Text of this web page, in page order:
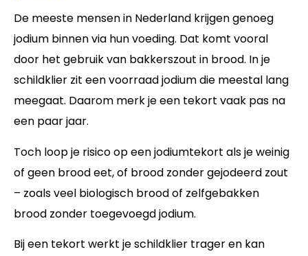
De meeste mensen in Nederland krijgen genoeg
jodium binnen via hun voeding. Dat komt vooral
door het gebruik van bakkerszout in brood. In je
schildklier zit een voorraad jodium die meestal lang
meegaat. Daarom merk je een tekort vaak pas na
een paar jaar.
Toch loop je risico op een jodiumtekort als je weinig
of geen brood eet, of brood zonder gejodeerd zout
– zoals veel biologisch brood of zelfgebakken
brood zonder toegevoegd jodium.
Bij een tekort werkt je schildklier trager en kan